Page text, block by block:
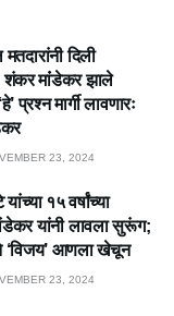
दिली
शंकर मांंडेकर झाले
मार्गी लावणारः
23, 2024
१५ वर्षांच्या
यांनी लावला सुरूंग;
‘विजय’ आणला खेचून
23, 2024